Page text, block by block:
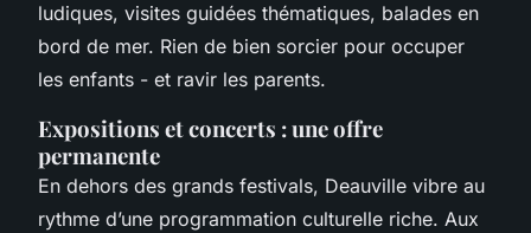
ludiques, visites guidées thématiques, balades en
bord de mer. Rien de bien sorcier pour occuper
les enfants - et ravir les parents.
Expositions et concerts : une offre
permanente
En dehors des grands festivals, Deauville vibre au
rythme d’une programmation culturelle riche. Aux